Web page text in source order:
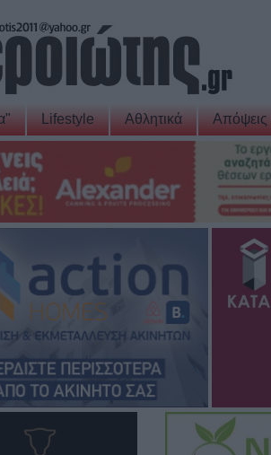
Lifestyle Αθλητικά Απόψεις